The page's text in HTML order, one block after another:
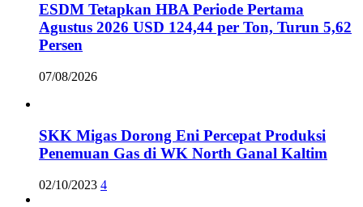
ESDM Tetapkan HBA Periode Pertama
Agustus 2026 USD 124,44 per Ton, Turun 5,62
Persen
07/08/2026
SKK Migas Dorong Eni Percepat Produksi
Penemuan Gas di WK North Ganal Kaltim
02/10/2023 4